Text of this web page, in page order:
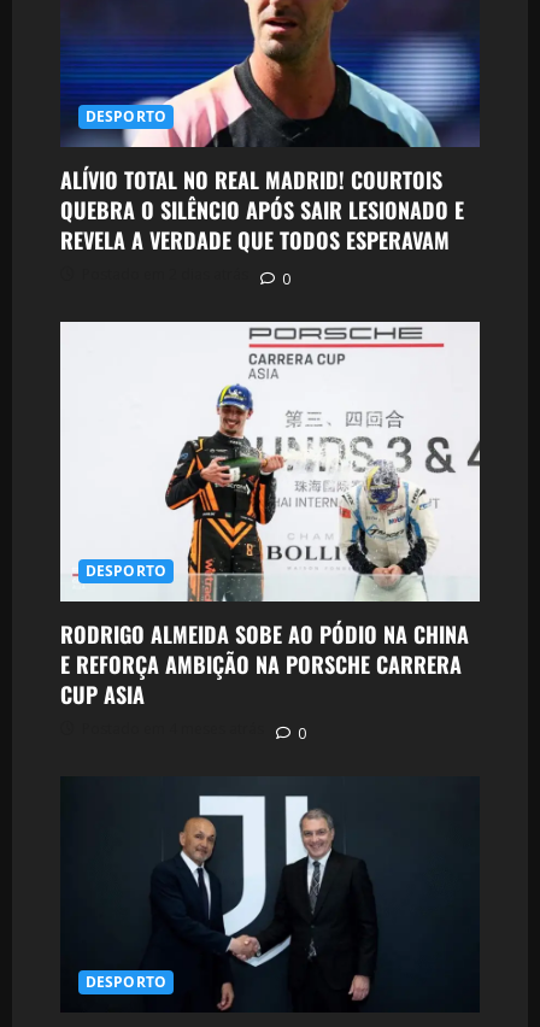
DESPORTO
ALÍVIO TOTAL NO REAL MADRID! COURTOIS
QUEBRA O SILÊNCIO APÓS SAIR LESIONADO E
REVELA A VERDADE QUE TODOS ESPERAVAM
0
DESPORTO
RODRIGO ALMEIDA SOBE AO PÓDIO NA CHINA
E REFORÇA AMBIÇÃO NA PORSCHE CARRERA
CUP ASIA
0
DESPORTO